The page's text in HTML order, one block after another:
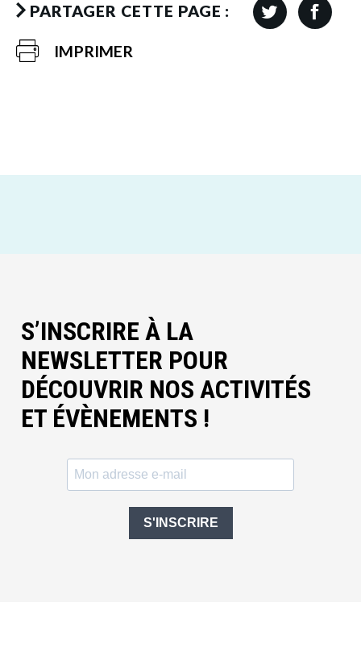
PARTAGER CETTE PAGE :
IMPRIMER
S’INSCRIRE À LA
NEWSLETTER POUR
DÉCOUVRIR NOS ACTIVITÉS
ET ÉVÈNEMENTS !
S'INSCRIRE